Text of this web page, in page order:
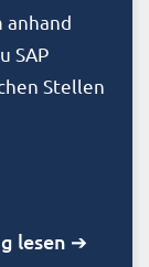
anhand
SAP
Stellen
lesen ➔